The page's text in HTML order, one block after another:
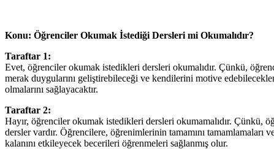
Konu: Öğrenciler Okumak İstediği Dersleri mi Okumalıdır?
Taraftar 1:
Evet, öğrenciler okumak istedikleri dersleri okumalıdır. Çünkü,
merak duygularını geliştirebileceği ve kendilerini motive
olmalarını sağlayacaktır.
Taraftar 2:
Hayır, öğrenciler okumak istedikleri dersleri okumamalıdır. Çünkü,
dersler vardır. Öğrencilere, öğrenimlerinin tamamını
kalanını etkileyecek becerileri öğrenmeleri sağlanmış olur.